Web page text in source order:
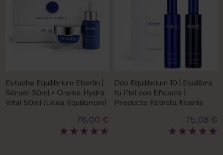
Estuche Equilibrium Eberlin |
Sérum 30ml + Crema Hydra
Vital 50ml (Línea Equilibrium)
76,00 €
Dúo Equilibrium 10 | Equilibra
tu Piel con Eficacia |
Producto Estrella Eberlin
75,08 €